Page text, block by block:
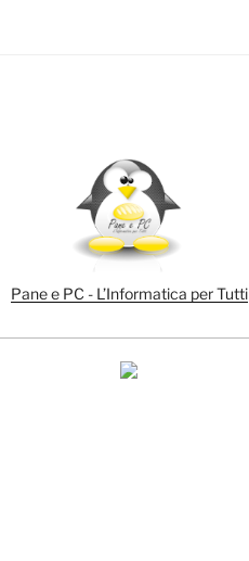
Pane e PC - L’Informatica per Tutti